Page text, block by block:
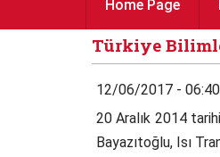
Home Page
Türkiye
12/06/2017 - 06:40
20 Aralık 2014
Bayazıtoğlu, Isı